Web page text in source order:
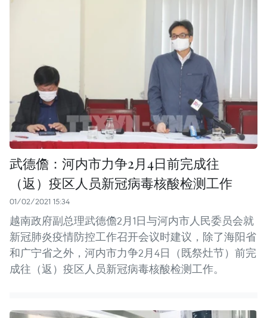
武德儋：河内市力争2月4日前完成往
（返）疫区人员新冠病毒核酸检测工作
01/02/2021 15:34
越南政府副总理武德儋2月1日与河内市人民委员会就
新冠肺炎疫情防控工作召开会议时建议，除了海阳省
和广宁省之外，河内市力争2月4日（既祭灶节）前完
成往（返）疫区人员新冠病毒核酸检测工作。